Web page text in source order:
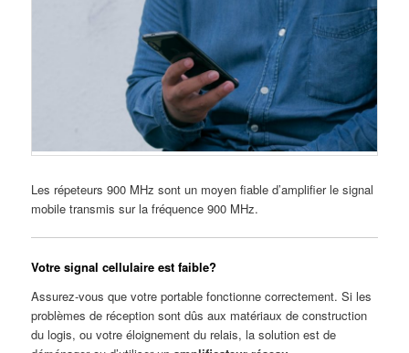
Les répeteurs 900 MHz sont un moyen fiable d’amplifier le signal
mobile transmis sur la fréquence 900 MHz.
Votre signal cellulaire est faible?
Assurez-vous que votre portable fonctionne correctement. Si les
problèmes de réception sont dûs aux matériaux de construction
du logis, ou votre éloignement du relais, la solution est de